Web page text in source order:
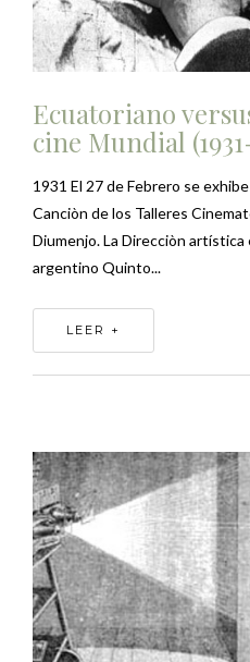
Ecuatoriano
cine Mundial
1931 El 27 de Febrero se
Canciòn de los Talleres
Diumenjo. La Direcciòn artística
argentino Quinto...
LEER +